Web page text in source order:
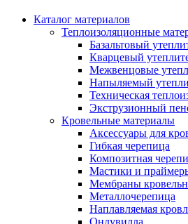
Каталог материалов
Теплоизоляционные
Базальтовый
Кварцевый
Межвенцовые
Напыляемый
Техническая
Экструзионный
Кровельные материалы
Аксессуары для
Гибкая черепица
Композитная
Мастики и
Мембраны
Металлочерепица
Наплавляемая